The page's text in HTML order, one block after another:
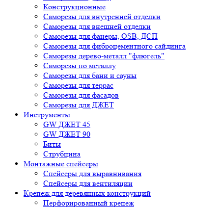
Конструкционные
Саморезы для внутренней отделки
Саморезы для внешней отделки
Cаморезы для фанеры, OSB, ДСП
Саморезы для фиброцементного сайдинга
Саморезы дерево-металл "флюгель"
Саморезы по металлу
Саморезы для бани и сауны
Саморезы для террас
Саморезы для фасадов
Саморезы для ДЖЕТ
Инструменты
GW ДЖЕТ 45
GW ДЖЕТ 90
Биты
Струбцина
Монтажные спейсеры
Спейсеры для выравнивания
Спейсеры для вентиляции
Крепеж для деревянных конструкций
Перфорированный крепеж